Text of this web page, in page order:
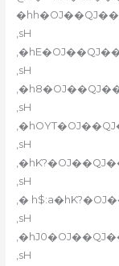
,sH
,sH
,sH
,sH
,sH
,�
,sH
,sH